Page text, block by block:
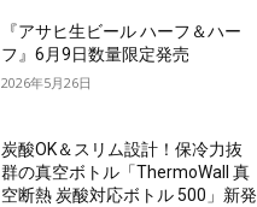
『アサヒ生ビール ハーフ＆ハー
フ』6月9日数量限定発売
2026年5月26日
炭酸OK＆スリム設計！保冷力抜
群の真空ボトル「ThermoWall 真
空断熱 炭酸対応ボトル 500」新発